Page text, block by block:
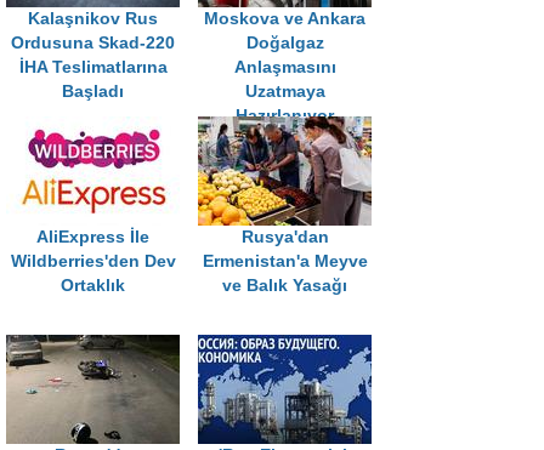
Kalaşnikov Rus
Ordusuna Skad-220
İHA Teslimatlarına
Başladı
Moskova ve Ankara
Doğalgaz
Anlaşmasını
Uzatmaya
Hazırlanıyor
AliExpress İle
Wildberries'den Dev
Ortaklık
Rusya'dan
Ermenistan'a Meyve
ve Balık Yasağı